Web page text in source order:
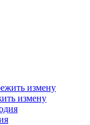
измену